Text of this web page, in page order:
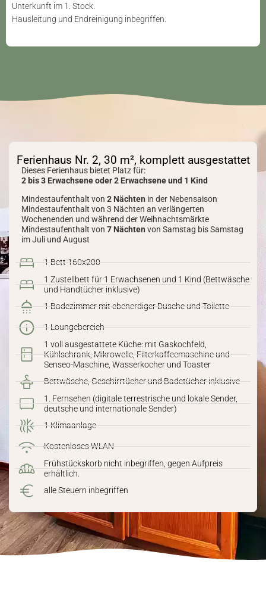
Unterkunft im 1. Stock.
Hausleitung und Endreinigung inbegriffen.
Ferienhaus Nr. 2, 30 m², komplett ausgestattet
Dieses Ferienhaus bietet Platz für:
2 bis 3 Erwachsene oder 2 Erwachsene und 1 Kind
Mindestaufenthalt von 2 Nächten in der Nebensaison
Mindestaufenthalt von 3 Nächten an verlängerten
Wochenenden und während der Weihnachtsmärkte
Mindestaufenthalt von 7 Nächten von Samstag bis Samstag
im Juli und August
1 Bett 160x200
1 Zustellbett für 1 Erwachsenen und 1 Kind (Bettwäsche
und Handtücher inklusive)
1 Badezimmer mit ebenerdiger Dusche und Toilette
1 Loungebereich
1 voll ausgestattete Küche: mit Gaskochfeld,
Kühlschrank, Mikrowelle, Filterkaffeemaschine und
Senseo-Maschine, Wasserkocher und Toaster
Bettwäsche, Geschirrtücher und Badetücher inklusive
1. Fernsehen (digitale terrestrische und lokale Sender,
deutsche und internationale Sender)
1 Klimaanlage
Kostenloses WLAN
Frühstückskorb nicht inbegriffen, gegen Aufpreis
erhältlich.
alle Steuern inbegriffen